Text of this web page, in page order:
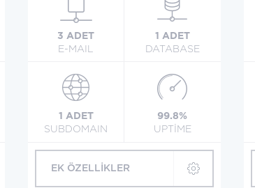
3 ADET
E-MAIL
1 ADET
DATABASE
1 ADET
SUBDOMAIN
99.8%
UPTİME
EK ÖZELLİKLER